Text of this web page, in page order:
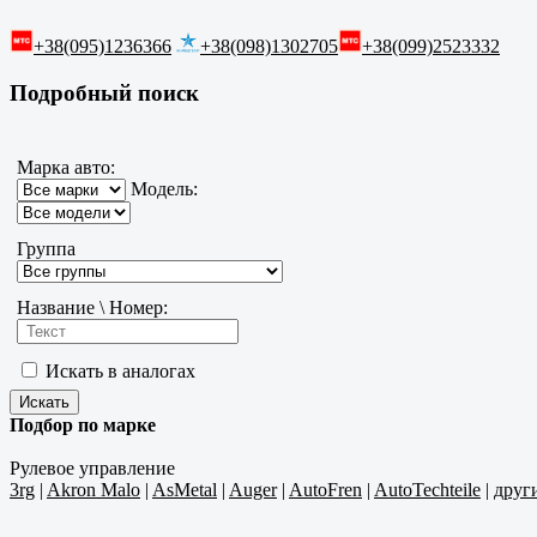
+38(095)1236366 +38(098)1302705 +38(099)2523332
Подробный поиск
Марка авто:
Модель:
Группа
Название \ Номер:
Искать в аналогах
Подбор по марке
Рулевое управление
3rg | Akron Malo | AsMetal | Auger| AutoFren | AutoTechteile |